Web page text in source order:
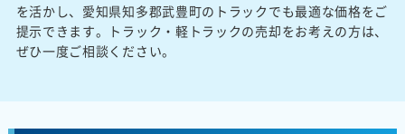
を活かし、愛知県知多郡武豊町のトラックでも最適な価格をご
提示できます。トラック・軽トラックの売却をお考えの方は、
ぜひ一度ご相談ください。